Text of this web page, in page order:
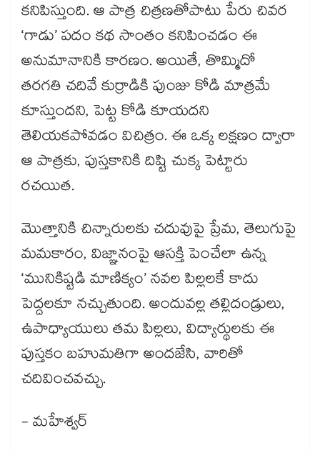
కనిపిస్తుంది. ఆ పాత్ర చిత్రణతోపాటు పేరు చివర
‘గాడు’ పదం కథ సాంతం కనిపించడం ఈ
అనుమానానికి కారణం. అయితే, తొమ్మిదో
తరగతి చదివే కుర్రాడికి పుంజు కోడి మాత్రమే
కూస్తుందని, పెట్ట కోడి కూయదని
తెలియకపోవడం విచిత్రం. ఈ ఒక్క లక్షణం ద్వారా
ఆ పాత్రకు, పుస్తకానికి దిష్టి చుక్క పెట్టారు
రచయిత.
మొత్తానికి చిన్నారులకు చదువుపై ప్రేమ, తెలుగుపై
మమకారం, విజ్ఞానంపై ఆసక్తి పెంచేలా ఉన్న
‘మునికిష్టడి మాణిక్యం’ నవల పిల్లలకే కాదు
పెద్దలకూ నచ్చుతుంది. అందువల్ల తల్లిదండ్రులు,
ఉపాధ్యాయులు తమ పిల్లలు, విద్యార్థులకు ఈ
పుస్తకం బహుమతిగా అందజేసి, వారితో
చదివించవచ్చు.
- మహేశ్వర్​